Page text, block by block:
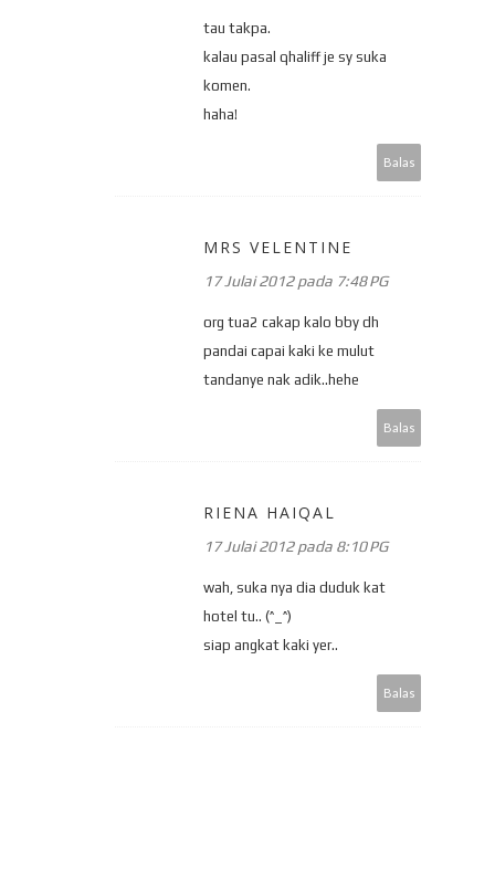
tau takpa.
kalau pasal qhaliff je sy suka
komen.
haha!
Balas
MRS VELENTINE
17 Julai 2012 pada 7:48 PG
org tua2 cakap kalo bby dh
pandai capai kaki ke mulut
tandanye nak adik..hehe
Balas
RIENA HAIQAL
17 Julai 2012 pada 8:10 PG
wah, suka nya dia duduk kat
hotel tu.. (^_^)
siap angkat kaki yer..
Balas